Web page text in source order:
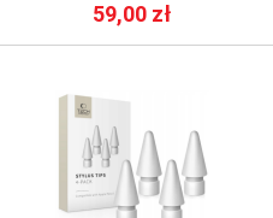
59,00 zł